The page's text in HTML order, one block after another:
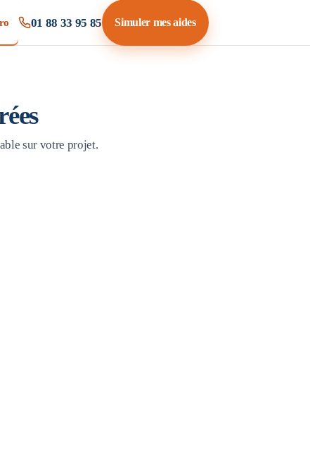
01 88 33 95 85 Simuler mes aides
sur votre projet.